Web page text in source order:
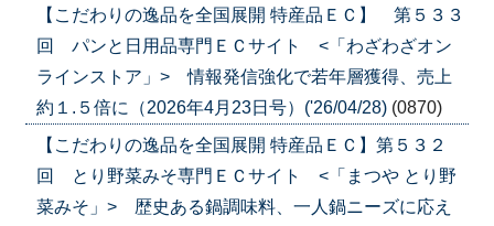
【こだわりの逸品を全国展開 特産品ＥＣ】 第５３３
回 パンと日用品専門ＥＣサイト <「わざわざオン
ラインストア」> 情報発信強化で若年層獲得、売上
約１.５倍に（2026年4月23日号）('26/04/28) (0870)
【こだわりの逸品を全国展開 特産品ＥＣ】第５３２
回 とり野菜みそ専門ＥＣサイト <「まつや とり野
菜みそ」> 歴史ある鍋調味料、一人鍋ニーズに応え